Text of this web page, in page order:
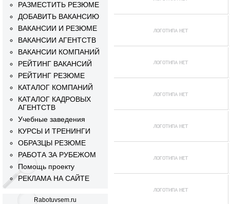
РАЗМЕСТИТЬ РЕЗЮМЕ
ДОБАВИТЬ ВАКАНСИЮ
ВАКАНСИИ И РЕЗЮМЕ
ВАКАНСИИ АГЕНТСТВ
ВАКАНСИИ КОМПАНИЙ
РЕЙТИНГ ВАКАНСИЙ
РЕЙТИНГ РЕЗЮМЕ
КАТАЛОГ КОМПАНИЙ
КАТАЛОГ КАДРОВЫХ
АГЕНТСТВ
Учебные заведения
КУРСЫ И ТРЕНИНГИ
ОБРАЗЦЫ РЕЗЮМЕ
РАБОТА ЗА РУБЕЖОМ
Помощь проекту
РЕКЛАМА НА САЙТЕ
Rabotuvsem.ru